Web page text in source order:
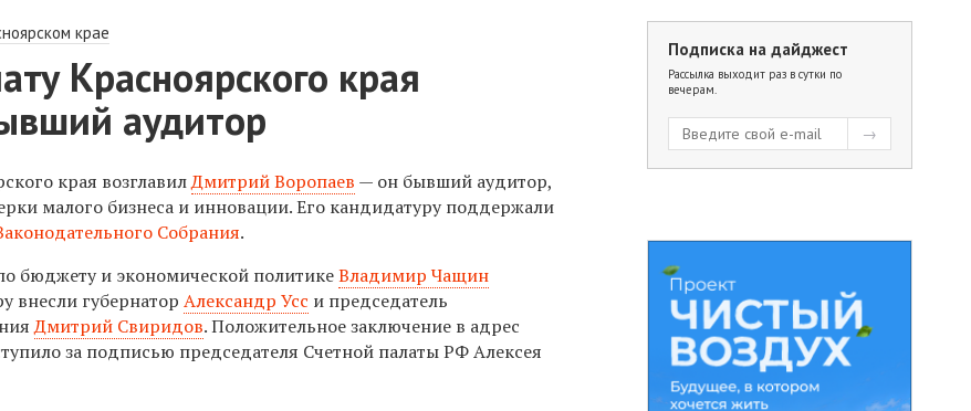
крае
Красноярского края
аудитор
края возглавилДмитрий Воропаев — он бывший аудитор,
малого бизнеса и инновации. Его кандидатуру поддержали
Собрания.
бюджету и экономической политикеВладимир Чащин
внесли губернаторАлександр Усс и председатель
Дмитрий Свиридов. Положительное заключение в адрес
за подписью председателя Счетной палаты РФ Алексея
Подписка на дайджест
Рассылка выходит раз в сутки по
вечерам.